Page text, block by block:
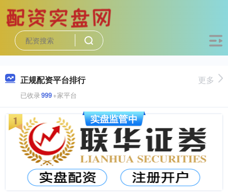
正规配资平台排行
已收录999+家平台
更多